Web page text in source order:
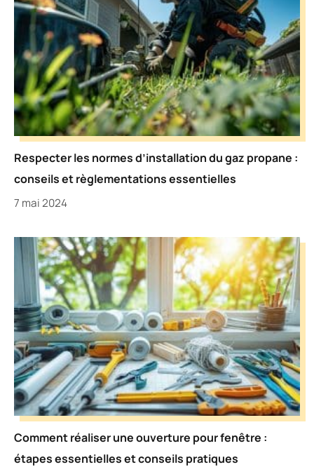
Respecter les normes d’installation du gaz propane :
conseils et règlementations essentielles
7 mai 2024
Comment réaliser une ouverture pour fenêtre :
étapes essentielles et conseils pratiques